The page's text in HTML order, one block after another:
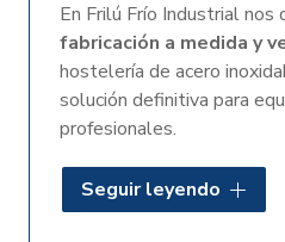
En Frilú Frío Industrial nos
fabricación a medida y
hostelería de acero
solución definitiva para
profesionales.
El acero inoxidable
durabilidad, resistencia a
Seguir leyendo